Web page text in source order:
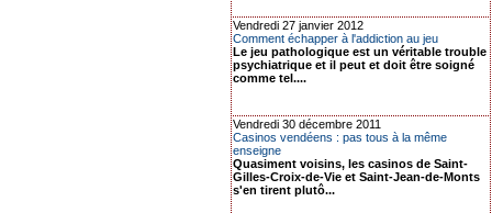
Vendredi 27 janvier 2012
Comment échapper à l'addiction au jeu
Le jeu pathologique est un véritable trouble
psychiatrique et il peut et doit être soigné
comme tel....
Vendredi 30 décembre 2011
Casinos vendéens : pas tous à la même
enseigne
Quasiment voisins, les casinos de Saint-
Gilles-Croix-de-Vie et Saint-Jean-de-Monts
s'en tirent plutô...